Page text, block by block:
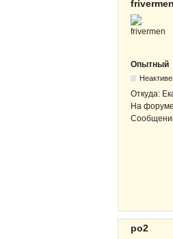
frivermen
Опытный
Откуда:
На
po2